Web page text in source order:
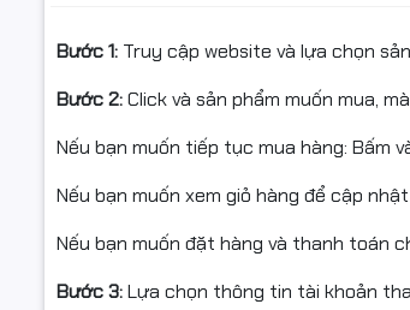
Bước 1: Truy cập website và lựa chọn
Bước 2:Click và sản phẩm muốn mua,
Nếu bạn muốn tiếp tục mua hàng: Bấm
Nếu bạn muốn xem giỏ hàng để cập
Nếu bạn muốn đặt hàng và thanh toán
Bước 3:Lựa chọn thông tin tài khoản